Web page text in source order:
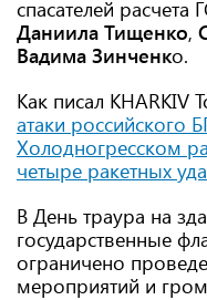
спасателей расчета
Даниила Тищенко,
Вадима Зинченко.
Как писал KHARKIV
атаки российского
Холодногресском
четыре ракетных
В День траура на
государственные
ограничено
мероприятий и